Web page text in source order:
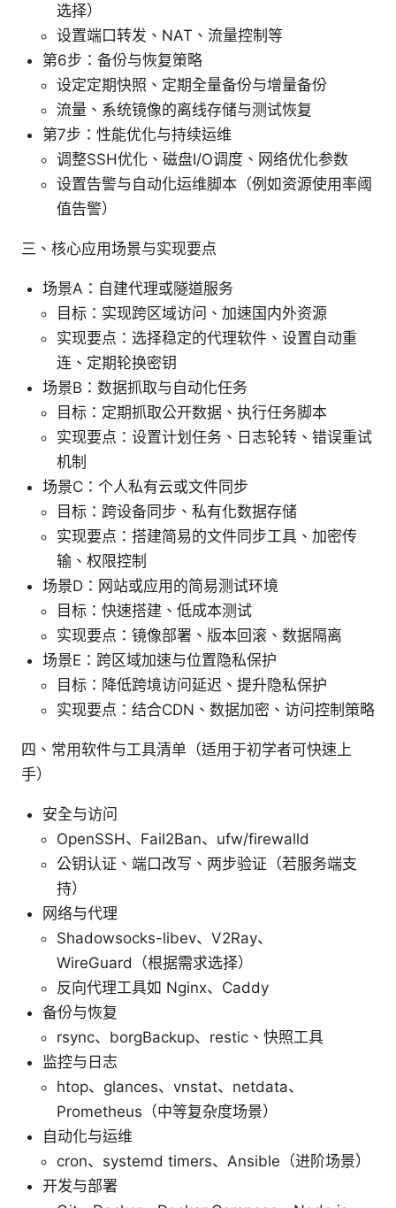
选择）
设置端口转发、NAT、流量控制等
第6步：备份与恢复策略
设定定期快照、定期全量备份与增量备份
流量、系统镜像的离线存储与测试恢复
第7步：性能优化与持续运维
调整SSH优化、磁盘I/O调度、网络优化参数
设置告警与自动化运维脚本（例如资源使用率阈
值告警）
三、核心应用场景与实现要点
场景A：自建代理或隧道服务
目标：实现跨区域访问、加速国内外资源
实现要点：选择稳定的代理软件、设置自动重
连、定期轮换密钥
场景B：数据抓取与自动化任务
目标：定期抓取公开数据、执行任务脚本
实现要点：设置计划任务、日志轮转、错误重试
机制
场景C：个人私有云或文件同步
目标：跨设备同步、私有化数据存储
实现要点：搭建简易的文件同步工具、加密传
输、权限控制
场景D：网站或应用的简易测试环境
目标：快速搭建、低成本测试
实现要点：镜像部署、版本回滚、数据隔离
场景E：跨区域加速与位置隐私保护
目标：降低跨境访问延迟、提升隐私保护
实现要点：结合CDN、数据加密、访问控制策略
四、常用软件与工具清单（适用于初学者可快速上
手）
安全与访问
OpenSSH、Fail2Ban、ufw/firewalld
公钥认证、端口改写、两步验证（若服务端支
持）
网络与代理
Shadowsocks-libev、V2Ray、
WireGuard（根据需求选择）
反向代理工具如 Nginx、Caddy
备份与恢复
rsync、borgBackup、restic、快照工具
监控与日志
htop、glances、vnstat、netdata、
Prometheus（中等复杂度场景）
自动化与运维
cron、systemd timers、Ansible（进阶场景）
开发与部署